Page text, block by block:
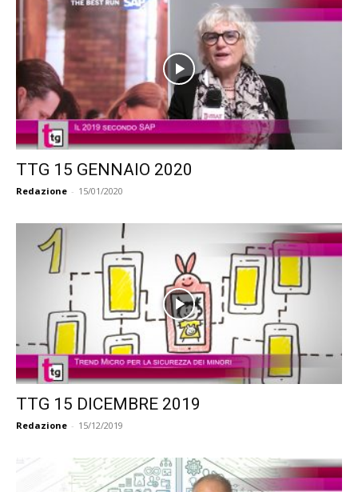
TTG 15 GENNAIO 2020
Redazione - 15/01/2020
TTG 15 DICEMBRE 2019
Redazione - 15/12/2019